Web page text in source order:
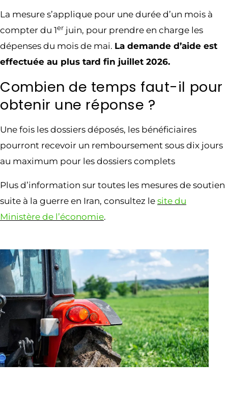
La mesure s’applique pour une durée d’un mois à
compter du 1er juin, pour prendre en charge les
dépenses du mois de mai. La demande d’aide est
effectuée au plus tard fin juillet 2026.
Combien de temps faut-il pour
obtenir une réponse ?
Une fois les dossiers déposés, les bénéficiaires
pourront recevoir un remboursement sous dix jours
au maximum pour les dossiers complets
Plus d’information sur toutes les mesures de soutien
suite à la guerre en Iran, consultez le site du
Ministère de l’économie.